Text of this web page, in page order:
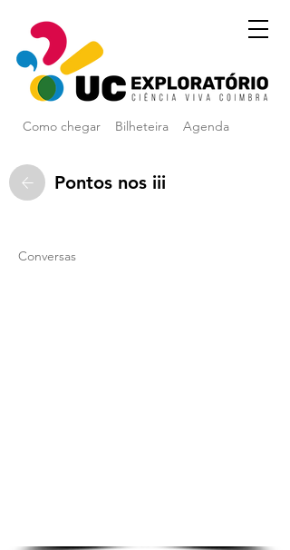
Como chegar Agenda
Bilheteira
Pontos nos iii
Conversas